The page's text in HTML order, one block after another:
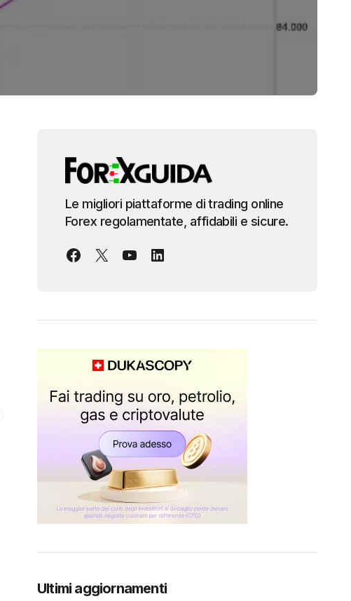
Le migliori piattaforme di trading online
Forex regolamentate, affidabili e sicure.
Ultimi aggiornamenti